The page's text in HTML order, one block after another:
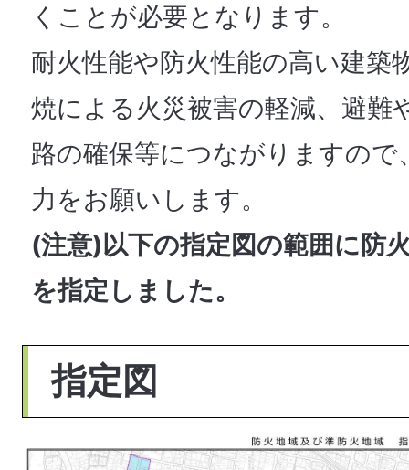
くことが必要となります。
耐火性能や防火性能の高い建築
焼による火災被害の軽減、避難
路の確保等につながりますので
力をお願いします。
(注意)以下の指定図の範囲に防
を指定しました。
指定図